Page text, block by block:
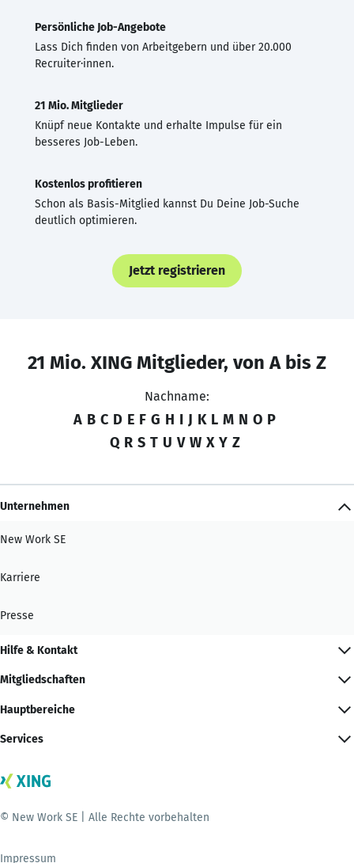
Persönliche Job-Angebote
Lass Dich finden von Arbeitgebern und über 20.000
Recruiter·innen.
21 Mio. Mitglieder
Knüpf neue Kontakte und erhalte Impulse für ein
besseres Job-Leben.
Kostenlos profitieren
Schon als Basis-Mitglied kannst Du Deine Job-Suche
deutlich optimieren.
Jetzt registrieren
21 Mio. XING Mitglieder, von A bis Z
Nachname:
A B C D E F G H I J K L M N O P
Q R S T U V W X Y Z
Unternehmen
New Work SE
Karriere
Presse
Hilfe & Kontakt
Mitgliedschaften
Hauptbereiche
Services
© New Work SE | Alle Rechte vorbehalten
Impressum